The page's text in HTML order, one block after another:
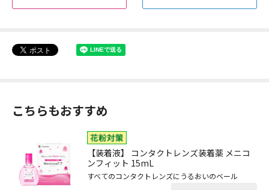
こちらもおすすめ
【装着液】 コンタクトレンズ装着薬 メニコ
ンフィット 15mL
すべてのコンタクトレンズにうるおいのベール